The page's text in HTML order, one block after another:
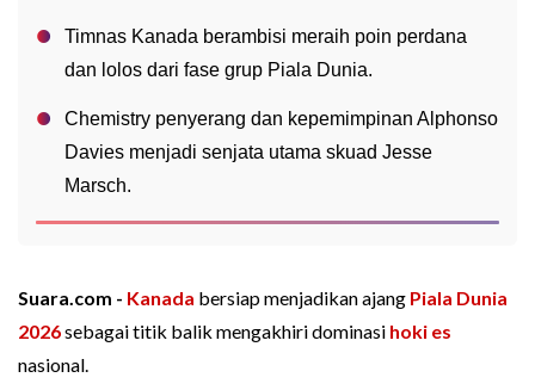
Timnas Kanada berambisi meraih poin perdana
dan lolos dari fase grup Piala Dunia.
Chemistry penyerang dan kepemimpinan Alphonso
Davies menjadi senjata utama skuad Jesse
Marsch.
Suara.com - Kanada bersiap menjadikan ajang Piala Dunia
2026sebagai titik balik mengakhiri dominasi hoki es
nasional.